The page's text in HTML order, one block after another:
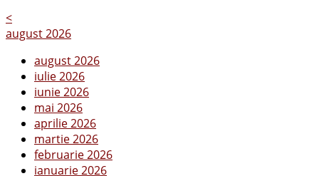
<
august 2026
august 2026
iulie 2026
iunie 2026
mai 2026
aprilie 2026
martie 2026
februarie 2026
ianuarie 2026